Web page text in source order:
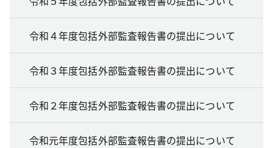
令和４年度包括外部監査報告書の提出について
令和３年度包括外部監査報告書の提出について
令和２年度包括外部監査報告書の提出について
令和元年度包括外部監査報告書の提出について